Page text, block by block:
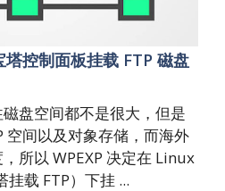
控制面板挂载 FTP 磁盘
盘空间都不是很大，但是
空间以及对象存储，而海外
所以 WPEXP 决定在 Linux
载 FTP）下挂 ...